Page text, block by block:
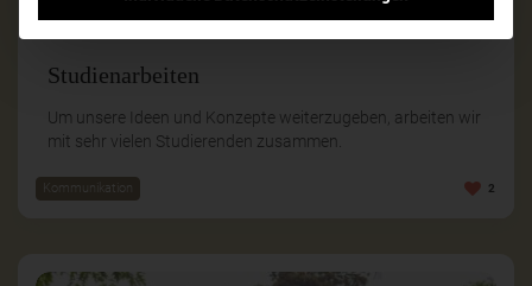
Studienarbeiten
Um unsere Ideen und Konzepte weiterzugeben, arbeiten wir
mit sehr vielen Studierenden zusammen.
Kommunikation 2